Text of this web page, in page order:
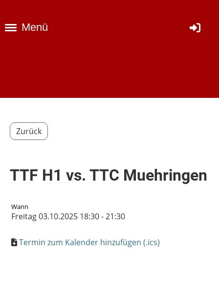
Menü
Zurück
TTF H1 vs. TTC Muehringen
Wann
Freitag 03.10.2025 18:30 - 21:30
Termin zum Kalender hinzufügen (.ics)